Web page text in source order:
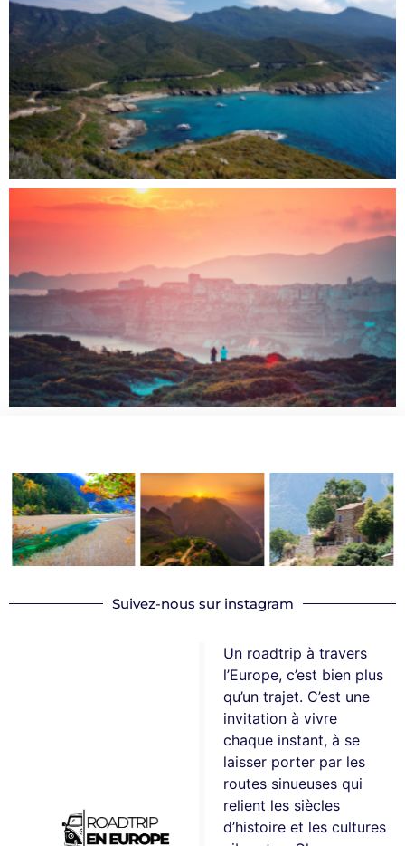
Suivez-nous sur instagram
Un roadtrip à travers
l’Europe, c’est bien plus
qu’un trajet. C’est une
invitation à vivre
chaque instant, à se
laisser porter par les
routes sinueuses qui
relient les siècles
d’histoire et les cultures